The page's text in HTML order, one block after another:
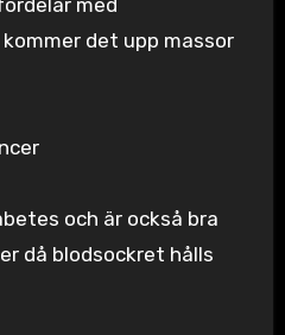
med
det upp massor
och är också bra
då blodsockret hålls